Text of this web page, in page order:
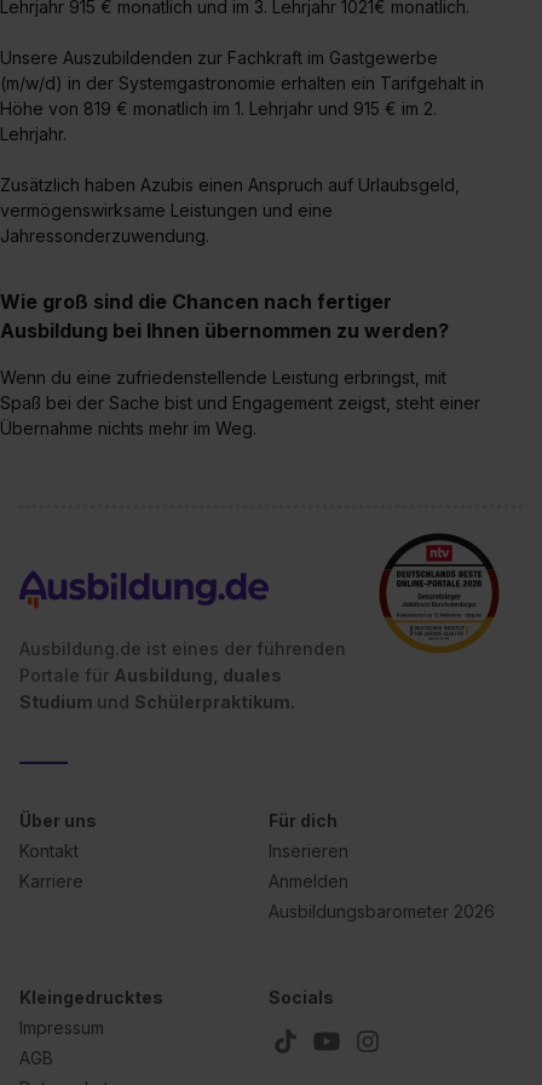
angemessenes Datenschutzniveau (EuGH – Schrems
Wirkung für die Zukunft ganz oder teilweise über unsere
Datenschutzerklärung unter dem Punkt „Datenschutz-
Einstellungen“ widerrufen. Weitere Informationen zu den
zeigen“. Weitere Informationen: Datenschutzerklärung
Impressum.
Lehrjahr 915 € monatlich und im 3. Lehrjahr 1021€ monatlich.
Unsere Auszubildenden zur Fachkraft im Gastgewerbe
(m/w/d) in der Systemgastronomie erhalten ein Tarifgehalt in
Höhe von 819 € monatlich im 1. Lehrjahr und 915 € im 2.
Lehrjahr.
Zusätzlich haben Azubis einen Anspruch auf Urlaubsgeld,
vermögenswirksame Leistungen und eine
Jahressonderzuwendung.
Wie groß sind die Chancen nach fertiger
Ausbildung bei Ihnen übernommen zu werden?
Wenn du eine zufriedenstellende Leistung erbringst, mit
Spaß bei der Sache bist und Engagement zeigst, steht einer
Übernahme nichts mehr im Weg.
Ausbildung.de ist eines der führenden
Portale für Ausbildung, duales
Studium und Schülerpraktikum.
Über uns
Kontakt
Karriere
Für dich
Inserieren
Anmelden
Ausbildungsbarometer 2026
Kleingedrucktes
Impressum
AGB
Socials